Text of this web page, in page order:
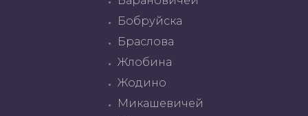
Бобруйска
Браслова
Жлобина
Жодино
Микашевичей